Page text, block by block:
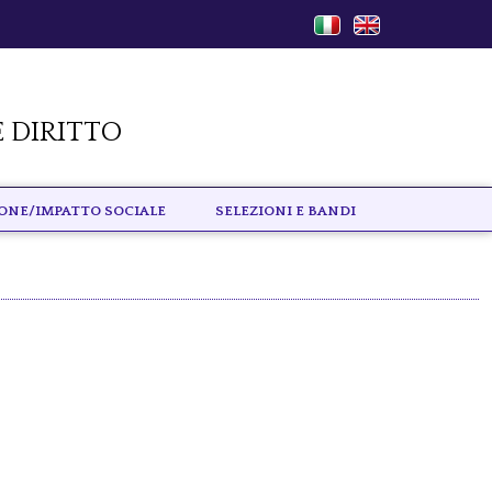
Diritto
IMPATTO SOCIALE SELEZIONI E BANDI